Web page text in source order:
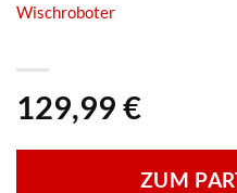
129,99 €
ZUM
Wischroboter